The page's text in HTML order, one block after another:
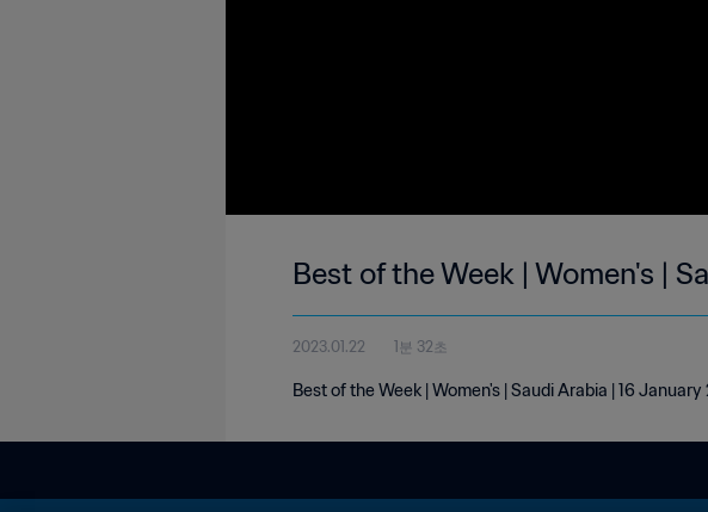
Best of the Week | Women's |
2023.01.22 1분 32초
Best of the Week | Women's | Saudi Arabia | 16